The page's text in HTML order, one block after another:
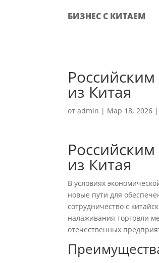
БИЗНЕС С КИТАЕМ
из Китая
отadmin | Мар 18, 2026
из Китая
В условиях
новые пути для
сотрудничество с
налаживания торговли
отечественных